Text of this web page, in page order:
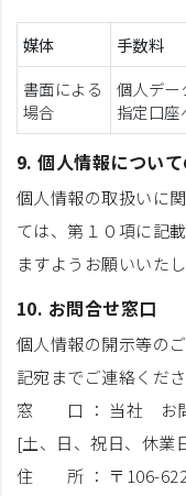
媒体
手数料
書面による
場合
個人デ
指定口座
9. 個人情報につい
個人情報の取扱いに
ては、第１０項に記
ますようお願いいたし
10. お問合せ窓口
個人情報の開示等の
記宛までご連絡くださ
窓 口 ： 当社 お問
[土、日、祝日、休業
住 所 ： 〒106-